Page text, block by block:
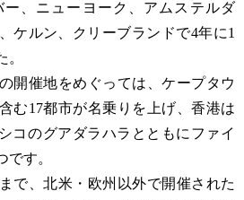
、ニューヨーク、アムステルダ
ケルン、クリーブランドで4年に1
開催地をめぐっては、ケープタウ
む17都市が名乗りを上げ、香港は
コのグアダラハラとともにファイ
す。
で、北米・欧州以外で開催された